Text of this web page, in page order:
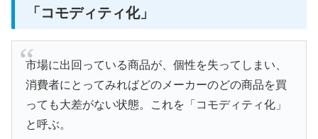
「コモディティ化」
市場に出回っている商品が、個性を失ってしまい、
消費者にとってみればどのメーカーのどの商品を買
っても大差がない状態。これを「コモディティ化」
と呼ぶ。